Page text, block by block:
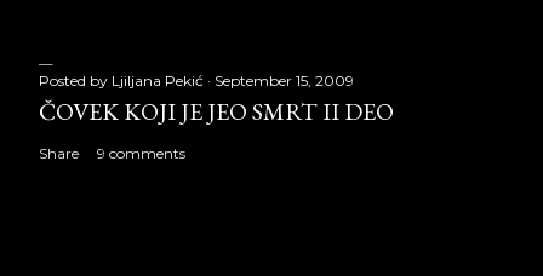
Posted by Ljiljana Pekić September 15, 2009
ČOVEK KOJI JE JEO SMRT II DEO
Share 9 comments